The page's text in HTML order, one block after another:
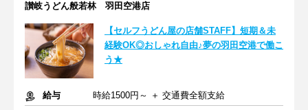
讃岐うどん般若林 羽田空港店
【セルフうどん屋の店舗STAFF】短期＆未
経験OK◎おしゃれ自由♪夢の羽田空港で働こ
う★
給与
時給1500円～ ＋ 交通費全額支給